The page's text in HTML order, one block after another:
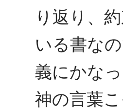
り返り、
いる書な
義にかな
神の言葉